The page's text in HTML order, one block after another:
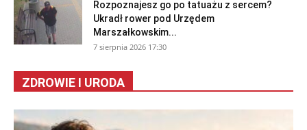
Rozpoznajesz go po tatuażu z sercem?
Ukradł rower pod Urzędem
Marszałkowskim...
7 sierpnia 2026 17:30
ZDROWIE I URODA